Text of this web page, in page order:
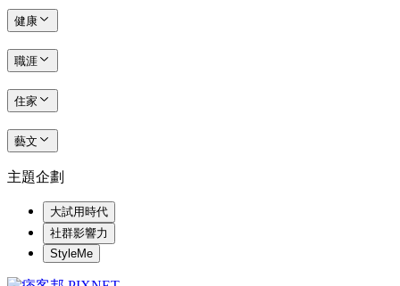
健康
職涯
住家
藝文
主題企劃
大試用時代
社群影響力
StyleMe